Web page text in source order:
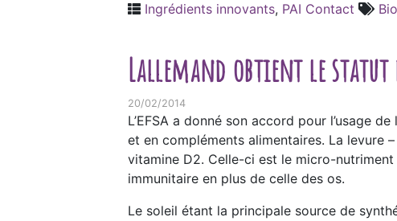
Ingrédients innovants, PAI Contact
Lallemand obtient le statut
20/02/2014
L’EFSA a donné son accord pour l’usage
et en compléments alimentaires. La levure –
vitamine D2. Celle-ci est le micro-
immunitaire en plus de celle des os.
Le soleil étant la principale source de